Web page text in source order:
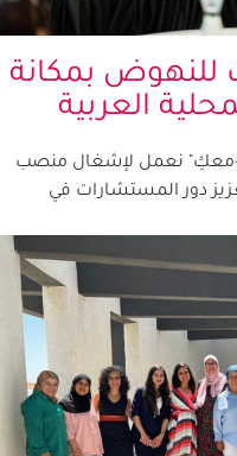
للنهوض بمكانة
العربية
معكِ" نعمل لإشغال منصب
دور المستشارات في